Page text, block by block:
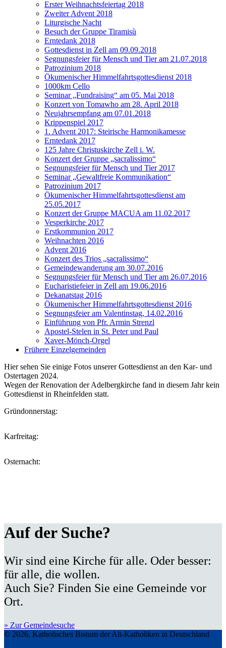
Erster Weihnachtsfeiertag 2018
Zweiter Advent 2018
Liturgische Nacht
Besuch der Gruppe Tiramisù
Erntedank 2018
Gottesdienst in Zell am 09.09.2018
Segnungsfeier für Mensch und Tier am 21.07.2018
Patrozinium 2018
Ökumenischer Himmelfahrtsgottesdienst 2018
1000km Cello
Seminar „Fundraising“ am 05. Mai 2018
Konzert von Tomawho am 28. April 2018
Neujahrsempfang am 07.01.2018
Krippenspiel 2017
1. Advent 2017: Steirische Harmonikamesse
Erntedank 2017
125 Jahre Christuskirche Zell i. W.
Konzert der Gruppe „sacralissimo“
Segnungsfeier für Mensch und Tier 2017
Seminar „Gewaltfreie Kommunikation“
Patrozinium 2017
Ökumenischer Himmelfahrtsgottesdienst am
25.05.2017
Konzert der Gruppe MACUA am 11.02.2017
Vesperkirche 2017
Erstkommunion 2017
Weihnachten 2016
Advent 2016
Konzert des Trios „sacralissimo“
Gemeindewanderung am 30.07.2016
Segnungsfeier für Mensch und Tier am 26.07.2016
Eucharistiefeier in Zell am 19.06.2016
Dekanatstag 2016
Ökumenischer Himmelfahrtsgottesdienst 2016
Segnungsfeier am Valentinstag, 14.02.2016
Einführung von Pfr. Armin Strenzl
Apostel-Stelen in St. Peter und Paul
Xaver-Mönch-Orgel
Frühere Einzelgemeinden
Hier sehen Sie einige Fotos unserer Gottesdienst an den Kar- und
Ostertagen 2024.
Wegen der Renovation der Adelbergkirche fand in diesem Jahr kein
Gottesdienst in Rheinfelden statt.
Gründonnerstag:
Karfreitag:
Osternacht:
Auf der Suche?
Wir sind eine Kirche für alle. Oder besser:
für alle, die wollen.
Auch Sie? Finden Sie eine Gemeinde vor
Ort.
» Zur Gemeindesuche
© 2026, Katholisches Bistum der Alt-Katholiken in Deutschland